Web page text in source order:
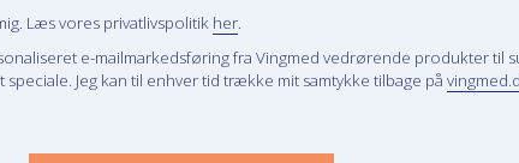
Læs vores privatlivspolitik her.
e-mailmarkedsføring fra Vingmed vedrørende produkter til
Jeg kan til enhver tid trække mit samtykke tilbage på